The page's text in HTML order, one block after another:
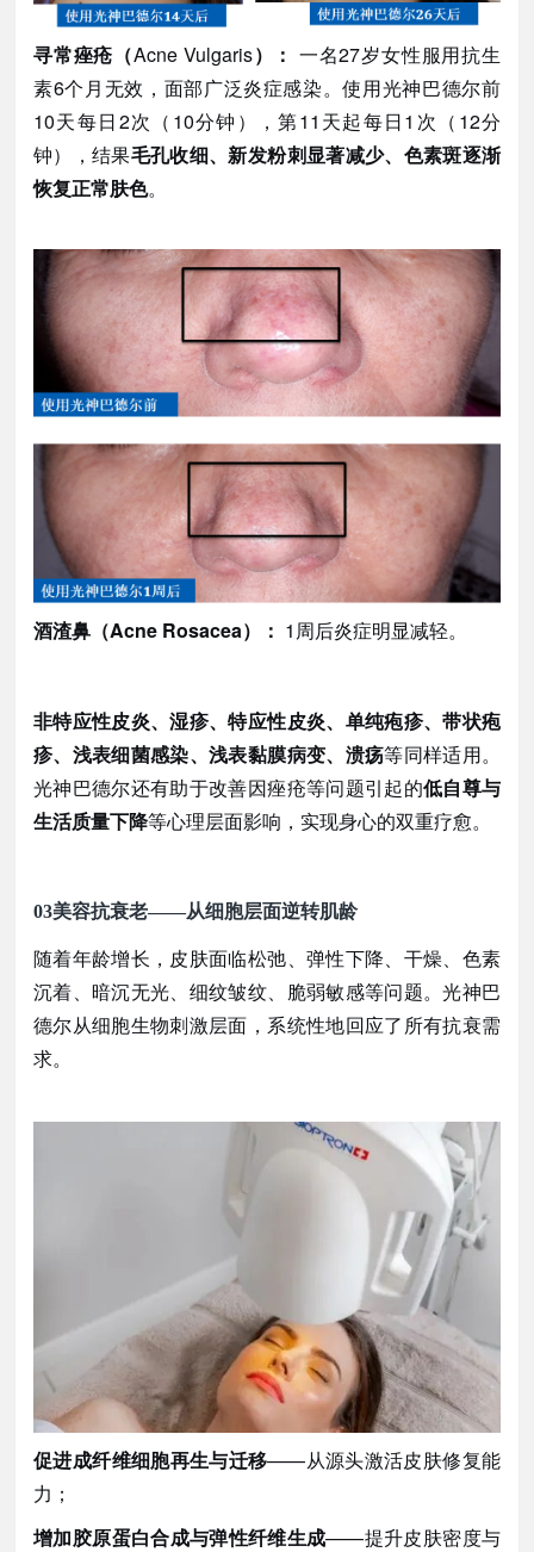
寻常痤疮（Acne Vulgaris）： 一名27岁女性服用抗生
素6个月无效，面部广泛炎症感染。使用光神巴德尔前
10天每日2次（10分钟），第11天起每日1次（12分
钟），结果毛孔收细、新发粉刺显著减少、色素斑逐渐
恢复正常肤色。
酒渣鼻（Acne Rosacea）： 1周后炎症明显减轻。
非特应性皮炎、湿疹、特应性皮炎、单纯疱疹、带状疱
疹、浅表细菌感染、浅表黏膜病变、溃疡等同样适用。
光神巴德尔还有助于改善因痤疮等问题引起的低自尊与
生活质量下降等心理层面影响，实现身心的双重疗愈。
03美容抗衰老——从细胞层面逆转肌龄
随着年龄增长，皮肤面临松弛、弹性下降、干燥、色素
沉着、暗沉无光、细纹皱纹、脆弱敏感等问题。光神巴
德尔从细胞生物刺激层面，系统性地回应了所有抗衰需
求。
促进成纤维细胞再生与迁移——从源头激活皮肤修复能
力；
增加胶原蛋白合成与弹性纤维生成——提升皮肤密度与